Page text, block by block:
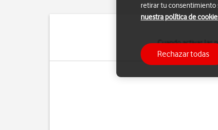
Cuando activas las
retirar tu consentimiento
nuestra política de
Rechazar todas